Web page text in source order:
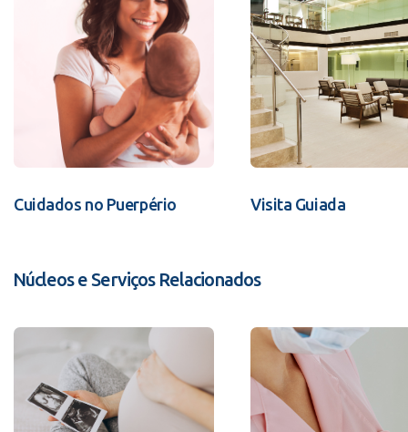
Cuidados no Puerpério Visita Guiada
Núcleos e Serviços Relacionados